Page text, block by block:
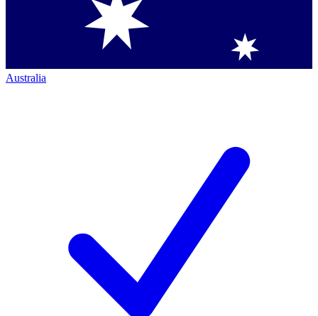
Australia